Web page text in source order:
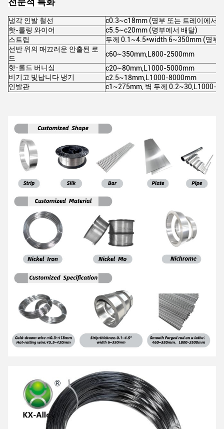
냉각 인발 철선
c0.3~c18mm (명부 또는 트레이에서
핫-롤링 와이어
c5.5~c20mm (명부에서 배달)
스트립
두께 0.1~4.5*width 6~350mm (명부
선반 위의 매끄러운 안출된 로
드
c60~350mm,L800-2500mm
핫-롤드 버니싱
c20~80mm,L1000-5000mm
비기고 빛납니다 냉기
c2.5~18mm,L1000-8000mm
인발관
c1~275mm, 벽 두께 0.2~30,L1000-